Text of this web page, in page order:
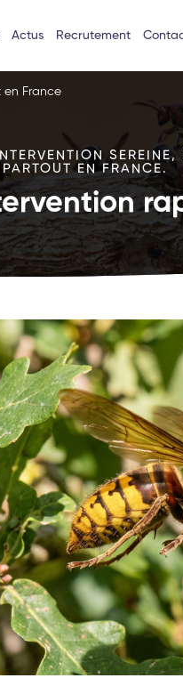
Actus Recrutement
en France
EN FRANCE.